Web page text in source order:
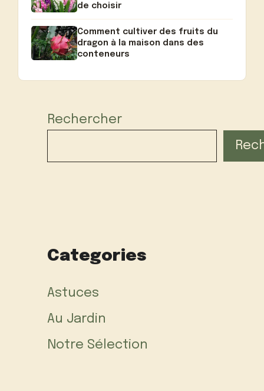
de choisir
Comment cultiver des fruits du
dragon à la maison dans des
conteneurs
Rechercher
Categories
Astuces
Au Jardin
Notre Sélection